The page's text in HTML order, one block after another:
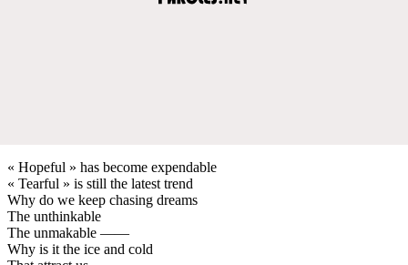
« Hopeful » has become expendable
« Tearful » is still the latest trend
Why do we keep chasing dreams
The unthinkable
The unmakable ——
Why is it the ice and cold